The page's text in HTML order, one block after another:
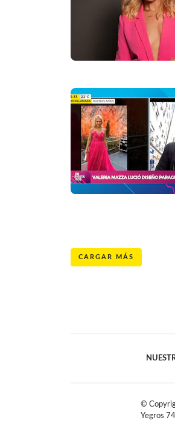
CARGAR MÁS
©
Yegros